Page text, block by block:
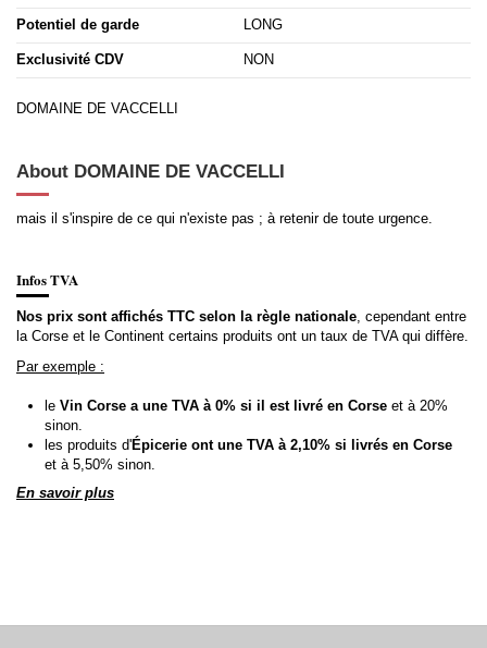
Potentiel de garde LONG
Exclusivité CDV NON
DOMAINE DE VACCELLI
About DOMAINE DE VACCELLI
mais il s'inspire de ce qui n'existe pas ; à retenir de toute urgence.
Infos TVA
Nos prix sont affichés TTC selon la règle nationale , cependant entre
la Corse et le Continent certains produits ont un taux de TVA qui diffère.
Par exemple :
le Vin Corse a une TVA à 0% si il est livré en Corse et à 20%
sinon.
les produits d'Épicerie ont une TVA à 2,10% si livrés en Corse
et à 5,50% sinon.
En savoir plus